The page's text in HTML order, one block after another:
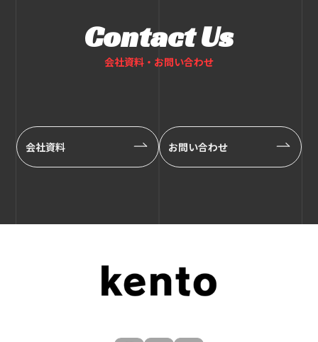
Contact Us
会社資料・お問い合わせ
会社資料 お問い合わせ